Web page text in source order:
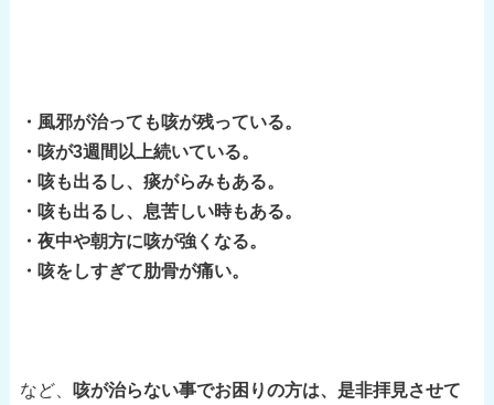
・風邪が治っても咳が残っている。
・咳が3週間以上続いている。
・咳も出るし、痰がらみもある。
・咳も出るし、息苦しい時もある。
・夜中や朝方に咳が強くなる。
・咳をしすぎて肋骨が痛い。
など、
咳が治らない事でお困りの方は、是非拝見させて